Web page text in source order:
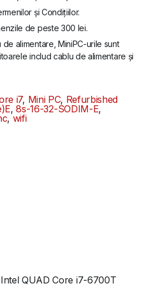
și Condițiilor.
de peste 300 lei.
alimentare, MiniPC-urile sunt
includ cablu de alimentare și
i7, Mini PC, Refurbished
,8s-16-32-SODIM-E,
,wifi
QUAD Core i7-6700T